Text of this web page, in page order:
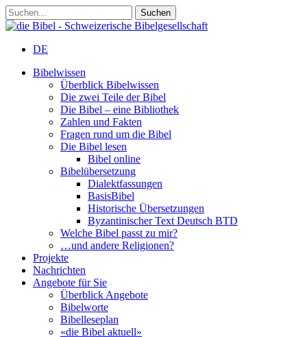
DE
Bibelwissen
Überblick Bibelwissen
Die zwei Teile der Bibel
Die Bibel – eine Bibliothek
Zahlen und Fakten
Fragen rund um die Bibel
Die Bibel lesen
Bibel online
Bibelübersetzung
Dialektfassungen
BasisBibel
Historische Übersetzungen
Byzantinischer Text Deutsch BTD
Welche Bibel passt zu mir?
…und andere Religionen?
Projekte
Nachrichten
Angebote für Sie
Überblick Angebote
Bibelworte
Bibelleseplan
«die Bibel aktuell»